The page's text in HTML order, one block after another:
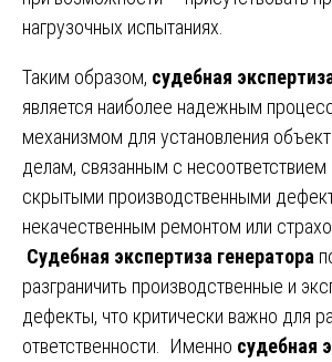
нагрузочных испытаниях.
Таким образом, судебная
является наиболее надежным
механизмом для установления
делам, связанным с
скрытыми производственными
некачественным ремонтом или
Судебная экспертиза генератора
разграничить производственные и
дефекты, что критически важно для
ответственности. Именно судебная